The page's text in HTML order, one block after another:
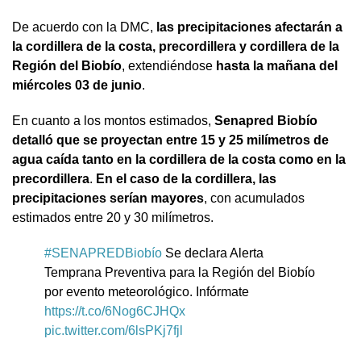
De acuerdo con la DMC, las precipitaciones afectarán a
la cordillera de la costa, precordillera y cordillera de la
Región del Biobío, extendiéndose hasta la mañana del
miércoles 03 de junio.
En cuanto a los montos estimados, Senapred Biobío
detalló que se proyectan entre 15 y 25 milímetros de
agua caída tanto en la cordillera de la costa como en la
precordillera. En el caso de la cordillera, las
precipitaciones serían mayores, con acumulados
estimados entre 20 y 30 milímetros.
#SENAPREDBiobío Se declara Alerta
Temprana Preventiva para la Región del Biobío
por evento meteorológico. Infórmate
https://t.co/6Nog6CJHQx
pic.twitter.com/6lsPKj7fjl